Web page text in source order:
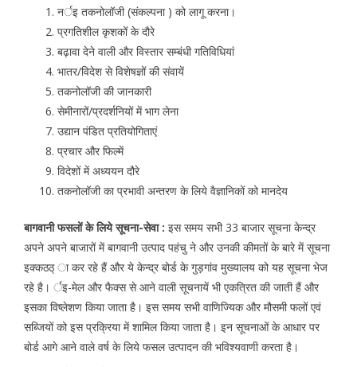
नर्इ तकनोलॉजी (संकल्पना ) को लागू करना।
प्रगतिशील कृशकों के दौरे
बढ़ावा देने वाली और विस्तार सम्बंधी गतिविधियां
भातर/विदेश से विशेषज्ञों की संवायें
तकनोलॉजी की जानकारी
सेमीनारों/प्रदर्शनियों में भाग लेना
उद्यान पंडित प्रतियोगिताएं
प्रचार और फिल्में
विदेशों में अध्ययन दौरे
तकनोलॉजी का प्रभावी अन्तरण के लिये वैज्ञानिकों को मानदेय
बागवानी फसलों के लिये सूचना-सेवा : इस समय सभी 33 बाजार सूचना केन्द्र
अपने अपने बाजारों में बागवानी उत्पाद पहंचु ने और उनकी कीमतों के बारे में सूचना
इक्कठठ् ा कर रहे हैं और ये केन्द्र बोर्ड के गुड़गांव मुख्यालय को यह सूचना भेज
रहे है। र्इ-मेल और फैक्स से आने वाली सूचनायें भी एकत्रित की जाती हैं और
इसका विष्लेशण किया जाता है। इस समय सभी वाणिज्यिक और मौसमी फलों एवं
सब्जियों को इस प्रक्रिया में शामिल किया जाता है। इन सूचनाओं के आधार पर
बोर्ड आगे आने वाले वर्ष के लिये फसल उत्पादन की भविश्यवाणी करता है।